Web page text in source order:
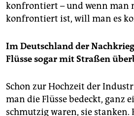
konfrontiert – und wenn man
konfrontiert ist, will man es
Im Deutschland der
Flüsse sogar mit Straßen
Schon zur Hochzeit der
man die Flüsse bedeckt, ganz
schmutzig waren, sie